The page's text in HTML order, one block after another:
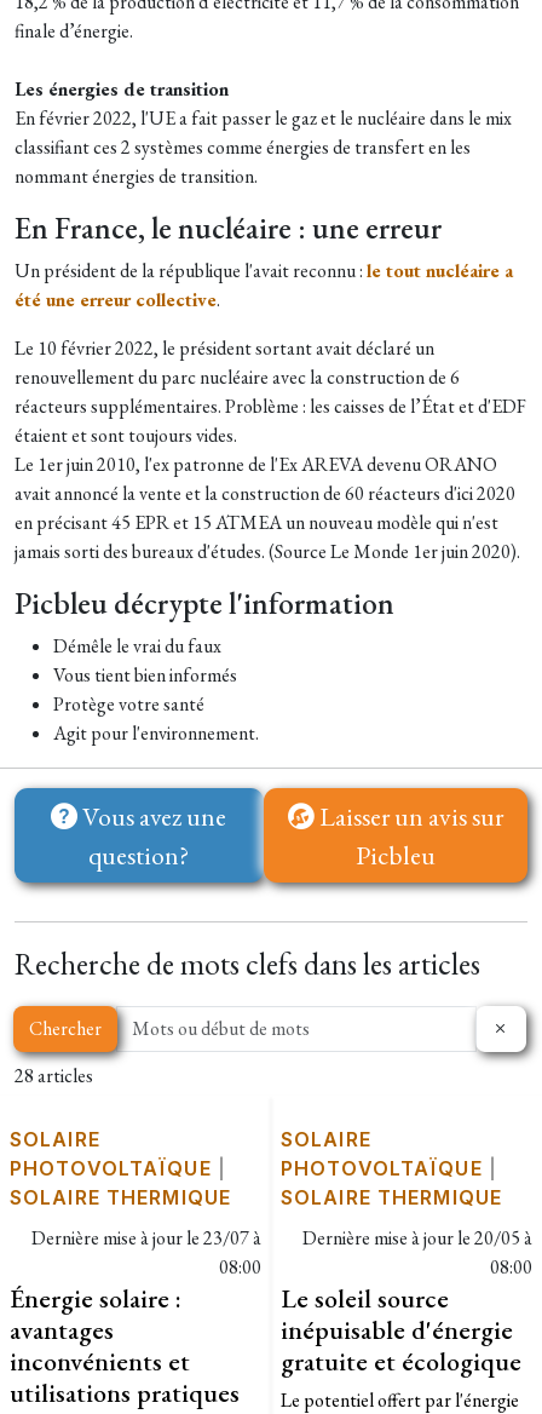
finale d’énergie.
Les énergies de transition
En février 2022, l'UE a fait passer le gaz et le nucléaire dans le mix
classifiant ces 2 systèmes comme énergies de transfert en les
nommant énergies de transition.
En France, le nucléaire : une erreur
Un président de la république l'avait reconnu :le tout nucléaire a
été une erreur collective.
Le 10 février 2022, le président sortant avait déclaré un
renouvellement du parc nucléaire avec la construction de 6
réacteurs supplémentaires. Problème : les caisses de l’État et d'EDF
étaient et sont toujours vides.
Le 1er juin 2010, l'ex patronne de l'Ex AREVA devenu ORANO
avait annoncé la vente et la construction de 60 réacteurs d'ici 2020
en précisant 45 EPR et 15 ATMEA un nouveau modèle qui n'est
jamais sorti des bureaux d'études. (Source Le Monde 1er juin 2020).
Picbleu décrypte l'information
Démêle le vrai du faux
Vous tient bien informés
Protège votre santé
Agit pour l'environnement.
Vous avez une
question?
Laisser un avis sur
Picbleu
Recherche de mots clefs dans les articles
Chercher
28 articles
SOLAIRE
PHOTOVOLTAÏQUE
SOLAIRE THERMIQUE
Dernière mise à jour le23/07 à
08:00
Énergie solaire :
avantages
inconvénients et
utilisations pratiques
SOLAIRE
PHOTOVOLTAÏQUE
SOLAIRE THERMIQUE
Dernière mise à jour le20/05 à
08:00
Le soleil source
inépuisable d'énergie
gratuite et écologique
Le potentiel offert par l'énergie